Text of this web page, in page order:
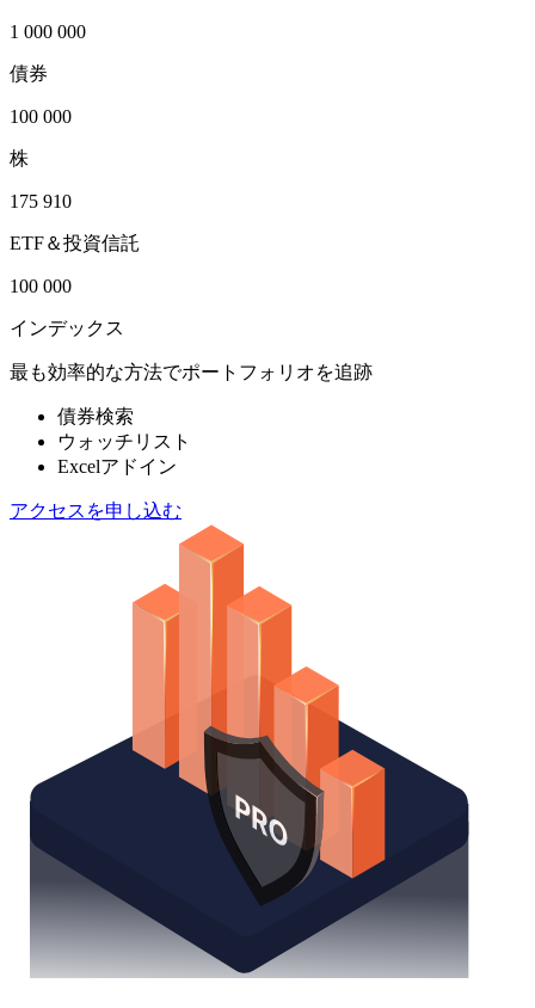
1 000 000
債券
100 000
株
175 910
ETF＆投資信託
100 000
インデックス
最も効率的な方法でポートフォリオを追跡
債券検索
ウォッチリスト
Excelアドイン
アクセスを申し込む